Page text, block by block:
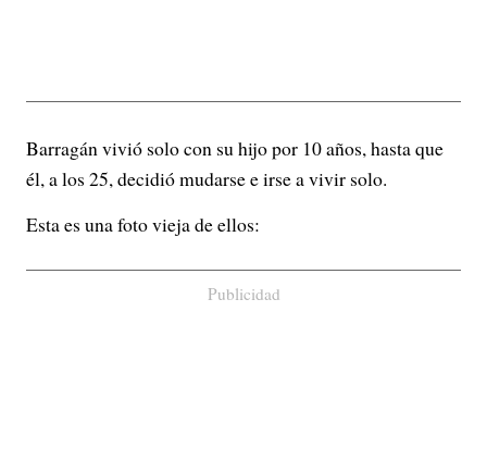
Barragán vivió solo con su hijo por 10 años, hasta que
él, a los 25, decidió mudarse e irse a vivir solo.
Esta es una foto vieja de ellos:
Publicidad